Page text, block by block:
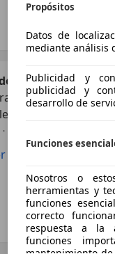
Propósitos
Datos de
mediante análisis
Publicidad y
publicidad y
desarrollo de
Funciones
Nosotros o
herramientas y
funciones
correcto
respuesta a la
funciones
640 CV,
acaba de
muy capaz.
·
más